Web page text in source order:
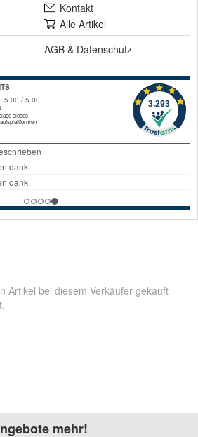
Kontakt
Alle Artikel
AGB & Datenschutz
Artikel bei diesem Verkäufer gekauft
mehr!